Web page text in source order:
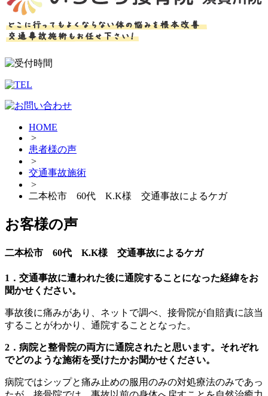
HOME
>
患者様の声
>
交通事故施術
>
二本松市 60代 K.K様 交通事故によるケガ
お客様の声
二本松市 60代 K.K様 交通事故によるケガ
1．交通事故に遭われた後に通院することになった経緯をお
聞かせください。
事故後に痛みがあり、ネットで調べ、接骨院が自賠責に該当
することがわかり、通院することとなった。
2．病院と整骨院の両方に通院されたと思います。それぞれ
でどのような施術を受けたかお聞かせください。
病院ではシップと痛み止めの服用のみの対処療法のみであっ